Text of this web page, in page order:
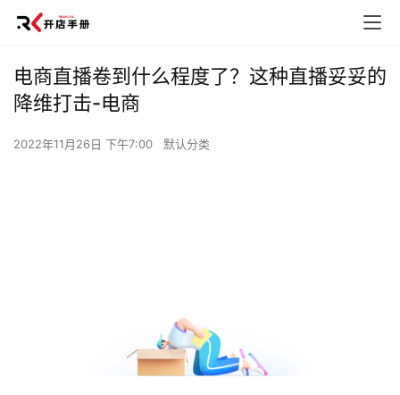
电商直播卷到什么程度了？这种直播妥妥的
降维打击-电商
2022年11月26日 下午7:00 默认分类